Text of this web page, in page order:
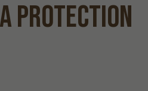
protection